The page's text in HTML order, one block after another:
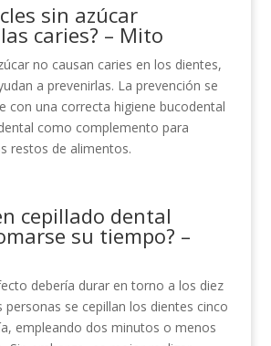
sin azúcar
caries? – Mito
no causan caries en los dientes,
a prevenirlas. La prevención se
con una correcta higiene bucodental
como complemento para
restos de alimentos.
cepillado dental
su tiempo? –
debería durar en torno a los diez
personas se cepillan los dientes cinco
empleando dos minutos o menos